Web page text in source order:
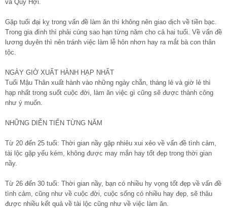
và Quý Hợi.
Gặp tuổi đại kỵ trong vấn đề làm ăn thì không nên giao dịch về tiền bạc.
Trong gia đình thì phải cúng sao hạn từng năm cho cả hai tuổi. Về vấn đề
lương duyên thì nên tránh việc làm lễ hôn nhơn hay ra mắt bà con thân
tộc.
NGÀY GIỜ XUẤT HÀNH HẠP NHẤT
Tuổi Mậu Thân xuất hành vào những ngày chẵn, tháng lẻ và giờ lẻ thì
hạp nhất trong suốt cuộc đời, làm ăn việc gì cũng sẽ được thành công
như ý muốn.
NHỮNG DIỄN TIẾN TỪNG NĂM
Từ 20 đến 25 tuổi: Thời gian nầy gặp nhiêu xui xẻo về vấn đề tình cảm,
tài lộc gặp yếu kém, không được may mắn hay tốt đẹp trong thời gian
nầy.
Từ 26 đến 30 tuổi: Thời gian nầy, bạn có nhiều hy vọng tốt đẹp về vấn đề
tình cảm, cũng như về cuộc đời, cuộc sống có nhiều hay đẹp, sẽ thâu
được nhiều kết quả về tài lộc cũng như về việc làm ăn.